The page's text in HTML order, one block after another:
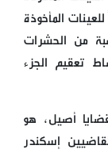
المأخوذة
من الحشرات
تعقيم الجزء
أصيل، هو
إسكندر